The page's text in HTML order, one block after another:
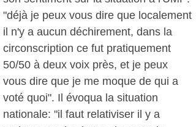
"déjà je peux vous dire que localement
il n'y a aucun déchirement, dans la
circonscription ce fut pratiquement
50/50 à deux voix près, et je peux
vous dire que je me moque de qui a
voté quoi". Il évoqua la situation
nationale: "il faut relativiser il y a